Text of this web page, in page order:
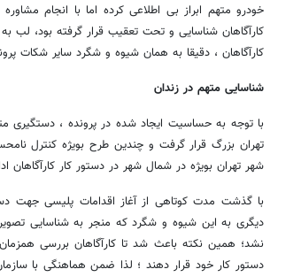
خودرو متهم ابراز بی اطلاعی کرده اما با انجام
کارآگاهان شناسایی و تحت تعقیب قرار گرفته بود، لب
کارآگاهان ، دقیقا به همان شیوه و شگرد سایر شکات
شناسایی متهم در زندان
با توجه به حساسیت ایجاد شده در پرونده ، دستگیری
تهران بزرگ قرار گرفت و چندین طرح بویژه کنترل
شهر تهران بویژه در شمال شهر در دستور کار کارآگاهان
با گذشت مدت کوتاهی از آغاز اقدامات پلیسی جهت
دیگری به این شیوه و شگرد که منجر به شناسایی
نشد؛ همین نکته باعث شد تا کارآگاهان بررسی
دستور کار خود قرار دهند ؛ لذا ضمن هماهنگی با